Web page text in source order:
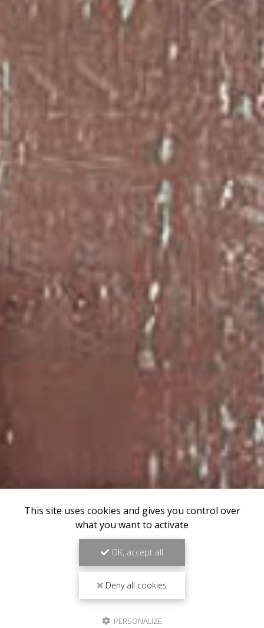
This site uses cookies and gives you control over
what you want to activate
OK, accept all
Deny all cookies
PERSONALIZE